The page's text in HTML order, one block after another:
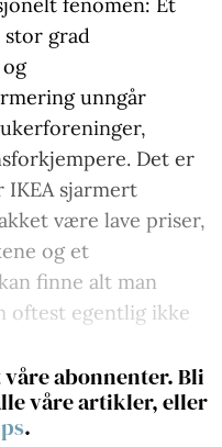
stor grad
unngår
Det er
sjarmert
være lave priser,
og et
finne alt man
oftest egentlig ikke
abonnenter. Bli
våre artikler, eller
.